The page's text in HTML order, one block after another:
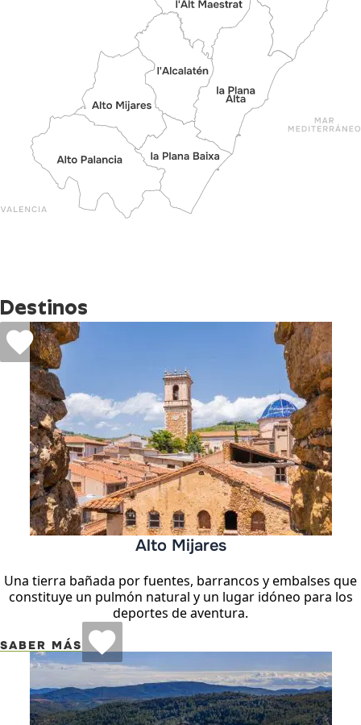
Destinos
Alto Mijares
Una tierra bañada por fuentes, barrancos y embalses que
constituye un pulmón natural y un lugar idóneo para los
deportes de aventura.
SABER MÁS